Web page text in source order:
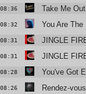
08:36 Take Me Out
08:32 You Are The
08:31 JINGLE
08:31 JINGLE
08:28 You've Got
08:26 Rendez-vous